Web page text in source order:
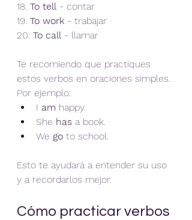
18. To tell - contar
19. To work - trabajar
20. To call - llamar
Te recomiendo que practiques
estos verbos en oraciones simples.
Por ejemplo:
I am happy.
She has a book.
We go to school.
Esto te ayudará a entender su uso
y a recordarlos mejor.
Cómo practicar verbos